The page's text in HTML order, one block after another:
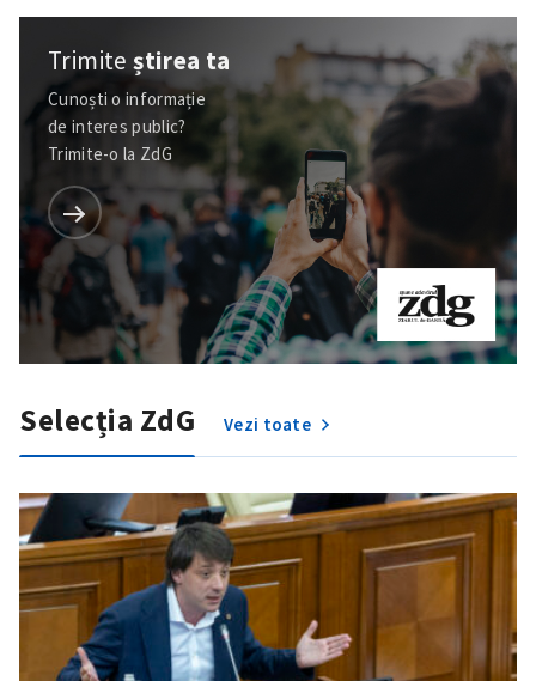
Trimiteștirea ta
Cunoști o informație
de interes public?
Trimite-o la ZdG
Selecția ZdG Vezi toate